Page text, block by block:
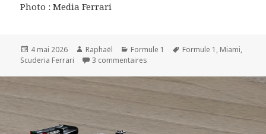
Photo : Media Ferrari
Publié
le
4 mai 2026 Auteur
Raphaël Catégories
Formule 1
Mots-
Formule 1 , Miami,
Scuderia Ferrari
3 commentaires